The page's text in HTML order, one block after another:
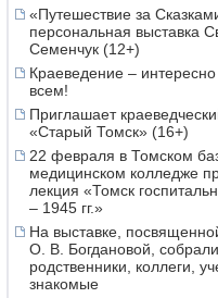
«Путешествие за
персональная выставка
Семенчук (12+)
Краеведение – интересно
всем!
Приглашает
«Старый Томск» (16+)
22 февраля в Томском
медицинском колледже
лекция «Томск
– 1945 гг.»
На выставке,
О. В. Богдановой,
родственники, коллеги,
знакомые